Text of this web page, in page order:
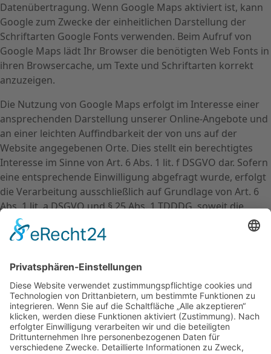
Datenübertragung. Wenn Google Maps aktiviert ist, kann
Google zum Zwecke der einheitlichen Darstellung der
Schriftarten Google Fonts verwenden. Beim Aufruf von
Google Maps lädt Ihr Browser die benötigten Web Fonts in
ihren Browsercache, um Texte und Schriftarten korrekt
anzuzeigen.
Die Nutzung von Google Maps erfolgt im Interesse einer
ansprechenden Darstellung unserer Online-Angebote und
an einer leichten Auffindbarkeit der von uns auf der
Website angegebenen Orte. Dies stellt ein berechtigtes
Interesse im Sinne von Art. 6 Abs. 1 lit. f DSGVO dar. Sofern
eine entsprechende Einwilligung abgefragt wurde, erfolgt
die Verarbeitung ausschließlich auf Grundlage von Art. 6
Abs. 1 lit. a DSGVO und § 25 Abs. 1 TDDDG, soweit die
Einwilligung die Speicherung von Cookies oder den Zugriff
auf Informationen im Endgerät des Nutzers (z. B. Device-
Einwilligung ist jederzeit widerrufbar.
Die Datenübertragung in die USA wird auf die
Standardvertragsklauseln der EU-Kommission gestützt.
Details finden Sie hier:
https://privacy.google.com/businesses/
und